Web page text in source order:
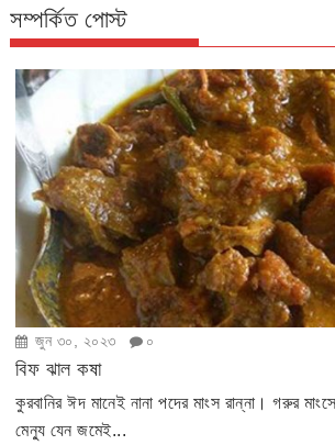
সম্পর্কিত পোস্ট
জুন ৩০, ২০২৩ ০
বিফ ঝাল কষা
কুরবানির ঈদ মানেই নানা পদের মাংস রান্না। গরুর
মেন্যু যেন জমেই...